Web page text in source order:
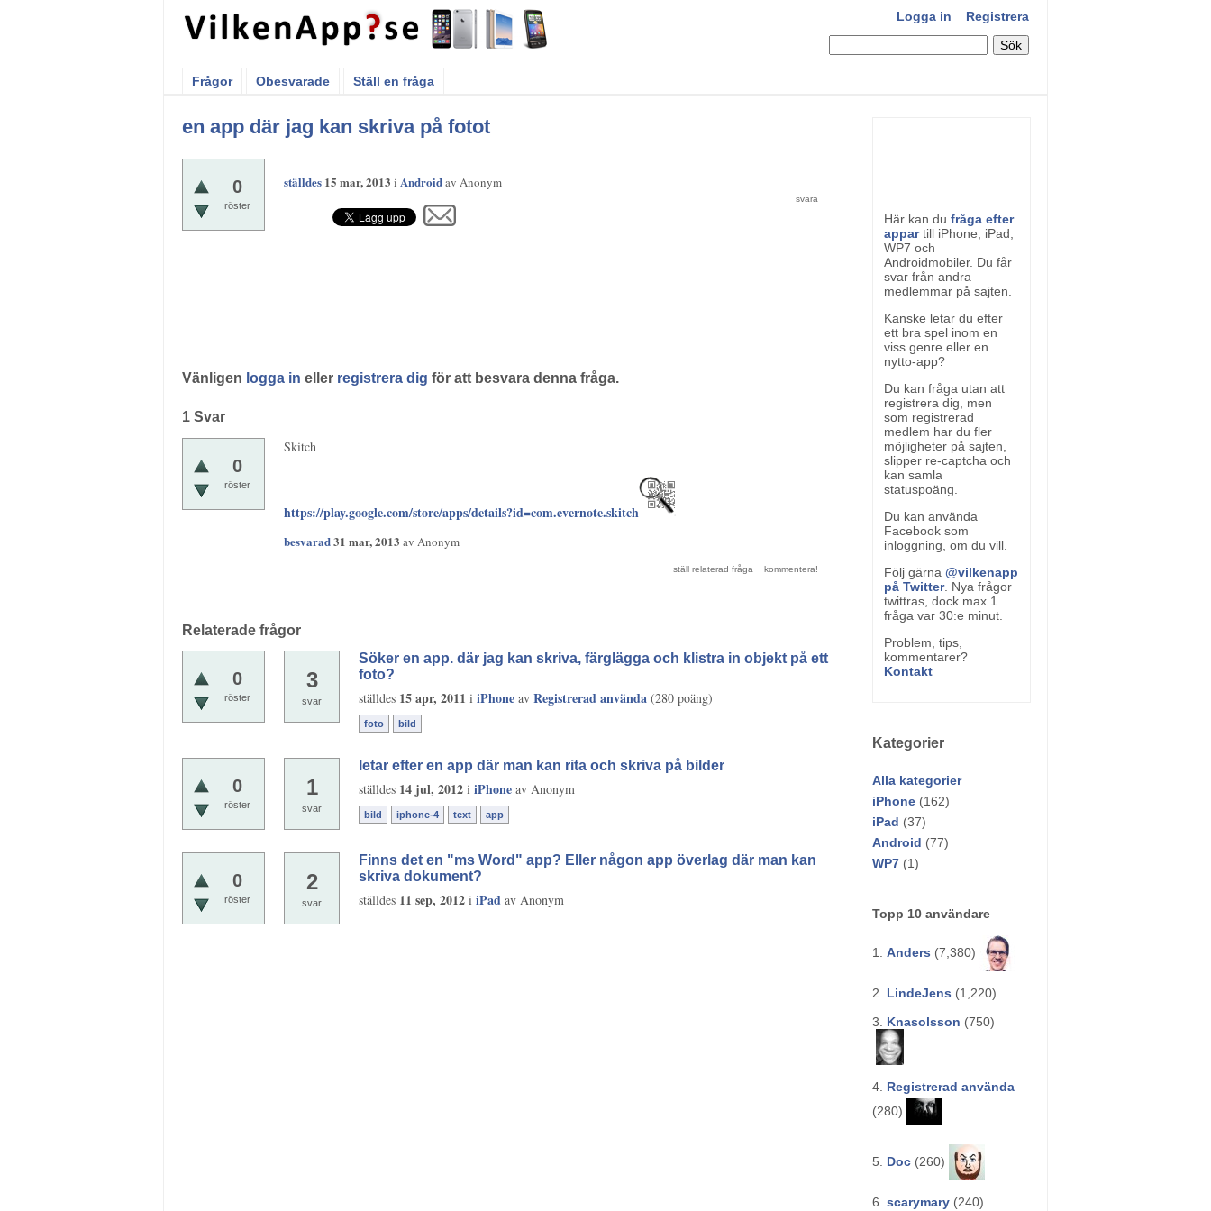
Logga in Registrera
Frågor Obesvarade Ställ en fråga
Här kan du fråga efter
appartill iPhone, iPad,
WP7 och
Androidmobiler. Du får
svar från andra
medlemmar på sajten.
Kanske letar du efter
ett bra spel inom en
viss genre eller en
nytto-app?
Du kan fråga utan att
registrera dig, men
som registrerad
medlem har du fler
möjligheter på sajten,
slipper re-captcha och
kan samla
statuspoäng.
Du kan använda
Facebook som
inloggning, om du vill.
Följ gärna @vilkenapp
på Twitter. Nya frågor
twittras, dock max 1
fråga var 30:e minut.
Problem, tips,
kommentarer?
Kontakt
Kategorier
Alla kategorier
iPhone (162)
iPad (37)
Android (77)
WP7 (1)
Topp 10 användare
1. Anders (7,380)
2. LindeJens (1,220)
3. Knasolsson (750)
4. Registrerad använda
(280)
5. Doc (260)
6. scarymary (240)
en app där jag kan skriva på fotot
0
röster
ställdes 15 mar, 2013 i Androidav Anonym
Vänligen logga in eller registrera dig för att besvara denna fråga.
1 Svar
0
röster
Skitch
https://play.google.com/store/apps/details?id=com.evernote.skitch
besvarad31 mar, 2013 av Anonym
Relaterade frågor
0
röster
3
svar
Söker en app. där jag kan skriva, färglägga och klistra in objekt på ett
foto?
ställdes 15 apr, 2011 i iPhone av Registrerad använda (280 poäng)
foto bild
0
röster
1
svar
letar efter en app där man kan rita och skriva på bilder
ställdes 14 jul, 2012 i iPhone av Anonym
bild iphone-4 text app
0
röster
2
svar
Finns det en "ms Word" app? Eller någon app överlag där man kan
skriva dokument?
ställdes 11 sep, 2012 i iPad av Anonym